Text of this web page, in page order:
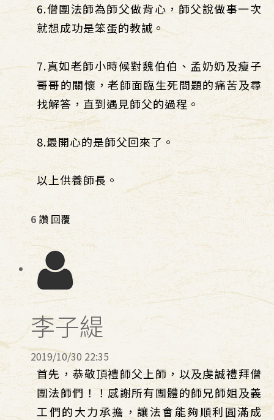
6.僧團法師為師父做背心，師父說做事一次
就想成功是笨蛋的教誡。
7.真如老師小時候對魏伯伯、孟奶奶及瘦子
哥哥的關懷，老師面臨生死問題的痛苦及尋
找解答，直到遇見師父的過程。
8.最開心的是師父回來了。
以上供養師長。
6 讚 回覆
李子緹
2019/10/30 22:35
首先，恭敬頂禮師父上師，以及虔誠禮拜僧
團法師們！！感謝所有團體的師兄師姐及義
工們的大力承擔，讓法會能夠順利圓滿成